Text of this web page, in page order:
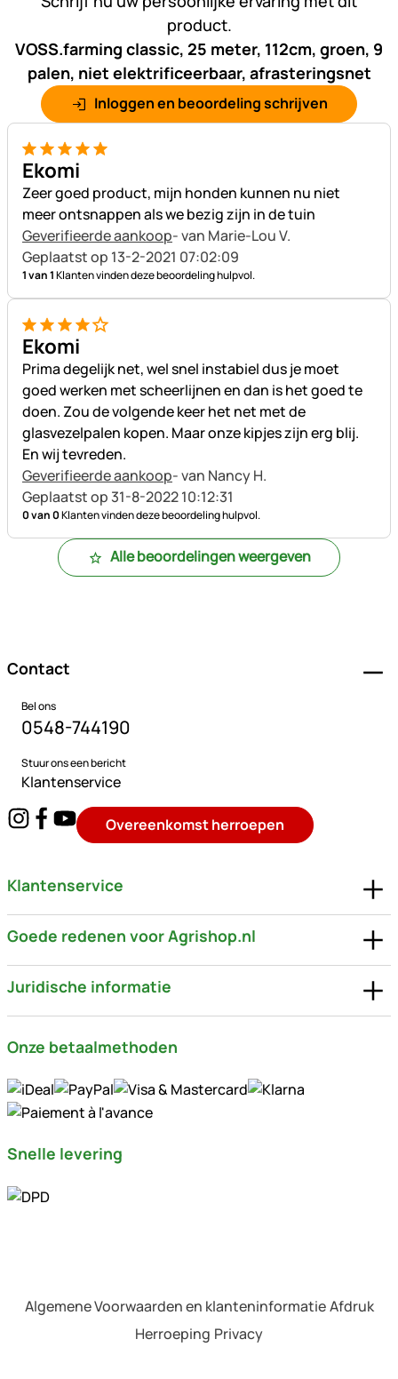
product.
VOSS.farming classic, 25 meter, 112cm, groen, 9
palen, niet elektrificeerbaar, afrasteringsnet
Inloggen en beoordeling schrijven
5 van 5
Ekomi
Zeer goed product, mijn honden kunnen nu niet
meer ontsnappen als we bezig zijn in de tuin
Geverifieerde aankoop- van Marie-Lou V.
Geplaatst op 13-2-2021 07:02:09
1 van 1Klanten vinden deze beoordeling hulpvol.
4 van 5
Ekomi
Prima degelijk net, wel snel instabiel dus je moet
goed werken met scheerlijnen en dan is het goed te
doen. Zou de volgende keer het net met de
glasvezelpalen kopen. Maar onze kipjes zijn erg blij.
En wij tevreden.
Geverifieerde aankoop- van Nancy H.
Geplaatst op 31-8-2022 10:12:31
0 van 0Klanten vinden deze beoordeling hulpvol.
Alle beoordelingen weergeven
Contact
Bel ons
0548-744190
Stuur ons een bericht
Klantenservice
Overeenkomst herroepen
Klantenservice
Goede redenen voor Agrishop.nl
Juridische informatie
Onze betaalmethoden
Snelle levering
Algemene Voorwaarden en klanteninformatie Afdruk
Herroeping Privacy